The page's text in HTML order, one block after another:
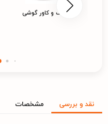
کیف و کاور گوشی
نقد و بررسی مشخصات